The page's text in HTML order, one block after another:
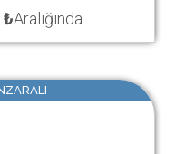
₺Aralığında